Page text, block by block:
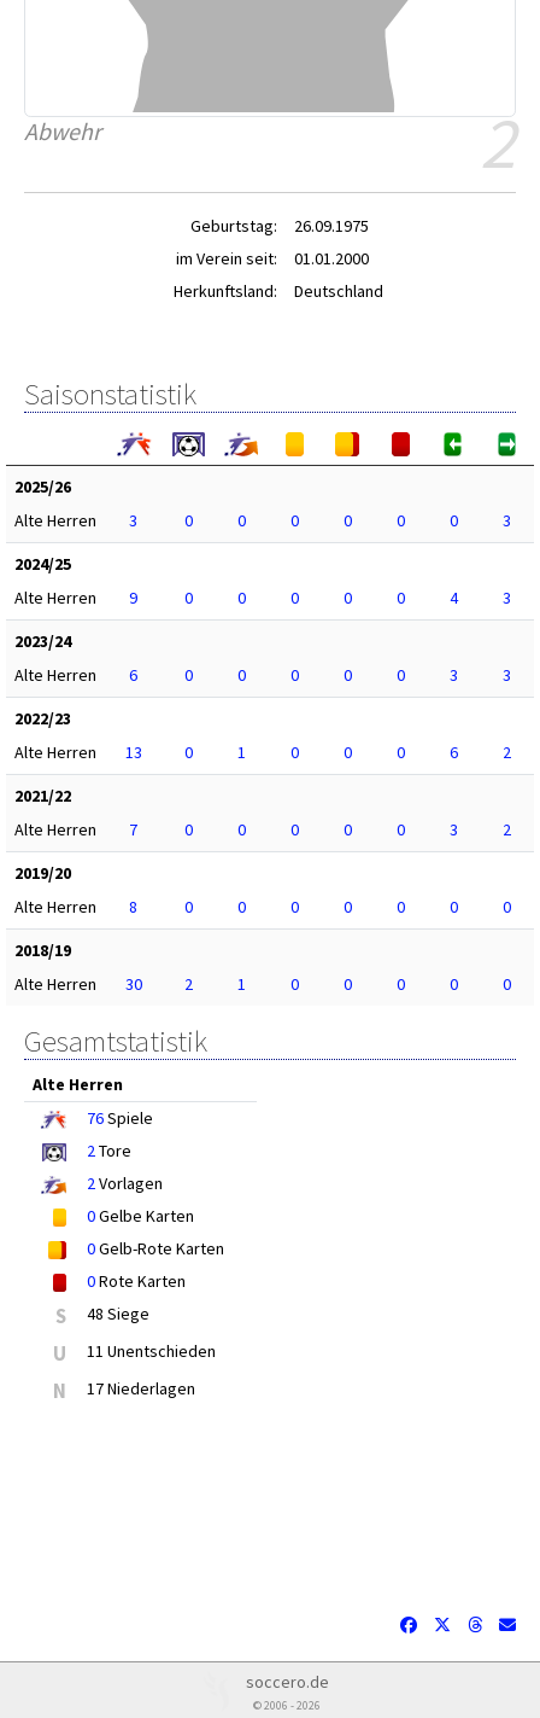
2
Abwehr
Geburtstag:
26.09.1975
im Verein seit:
01.01.2000
Herkunftsland:
Deutschland
Saisonstatistik
2025/26
Alte Herren
3 0 0 0 0 0 0
3
2024/25
Alte Herren
9 0 0 0 0 0 4
3
2023/24
Alte Herren
6 0 0 0 0 0 3
3
2022/23
Alte Herren
13 0 1 0 0 0 6
2
2021/22
Alte Herren
7 0 0 0 0 0 3
2
2019/20
Alte Herren
8 0 0 0 0 0 0
0
2018/19
Alte Herren
30 2 1 0 0 0 0 0
Gesamtstatistik
Alte Herren
76Spiele
2Tore
2Vorlagen
0Gelbe Karten
0Gelb-Rote Karten
0Rote Karten
S 48 Siege
U 11 Unentschieden
N 17 Niederlagen
soccero.de
© 2006 - 2026